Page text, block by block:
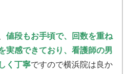
値段もお手頃で、回数を重ね
実感できており、看護師の男
く丁寧ですので横浜院は良か